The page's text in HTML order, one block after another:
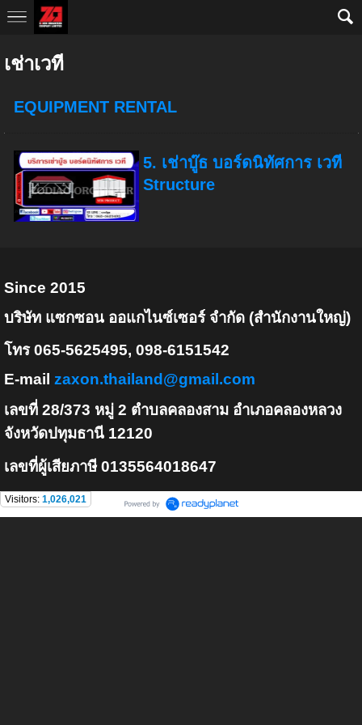
AW-10793652377
เช่าเวที
EQUIPMENT RENTAL
5. เช่าบู๊ธ บอร์ดนิทัศการ เวที
Structure
Since 2015
บริษัท แซกซอน ออแกไนซ์เซอร์ จำกัด (สำนักงานใหญ่)
โทร 065-5625495, 098-6151542
E-mail zaxon.thailand@gmail.com
เลขที่ 28/373 หมู่ 2 ตำบลคลองสาม อำเภอคลองหลวง
จังหวัดปทุมธานี 12120
เลขที่ผู้เสียภาษี 0135564018647
Visitors: 1,026,021